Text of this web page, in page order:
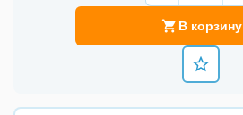
В корзину